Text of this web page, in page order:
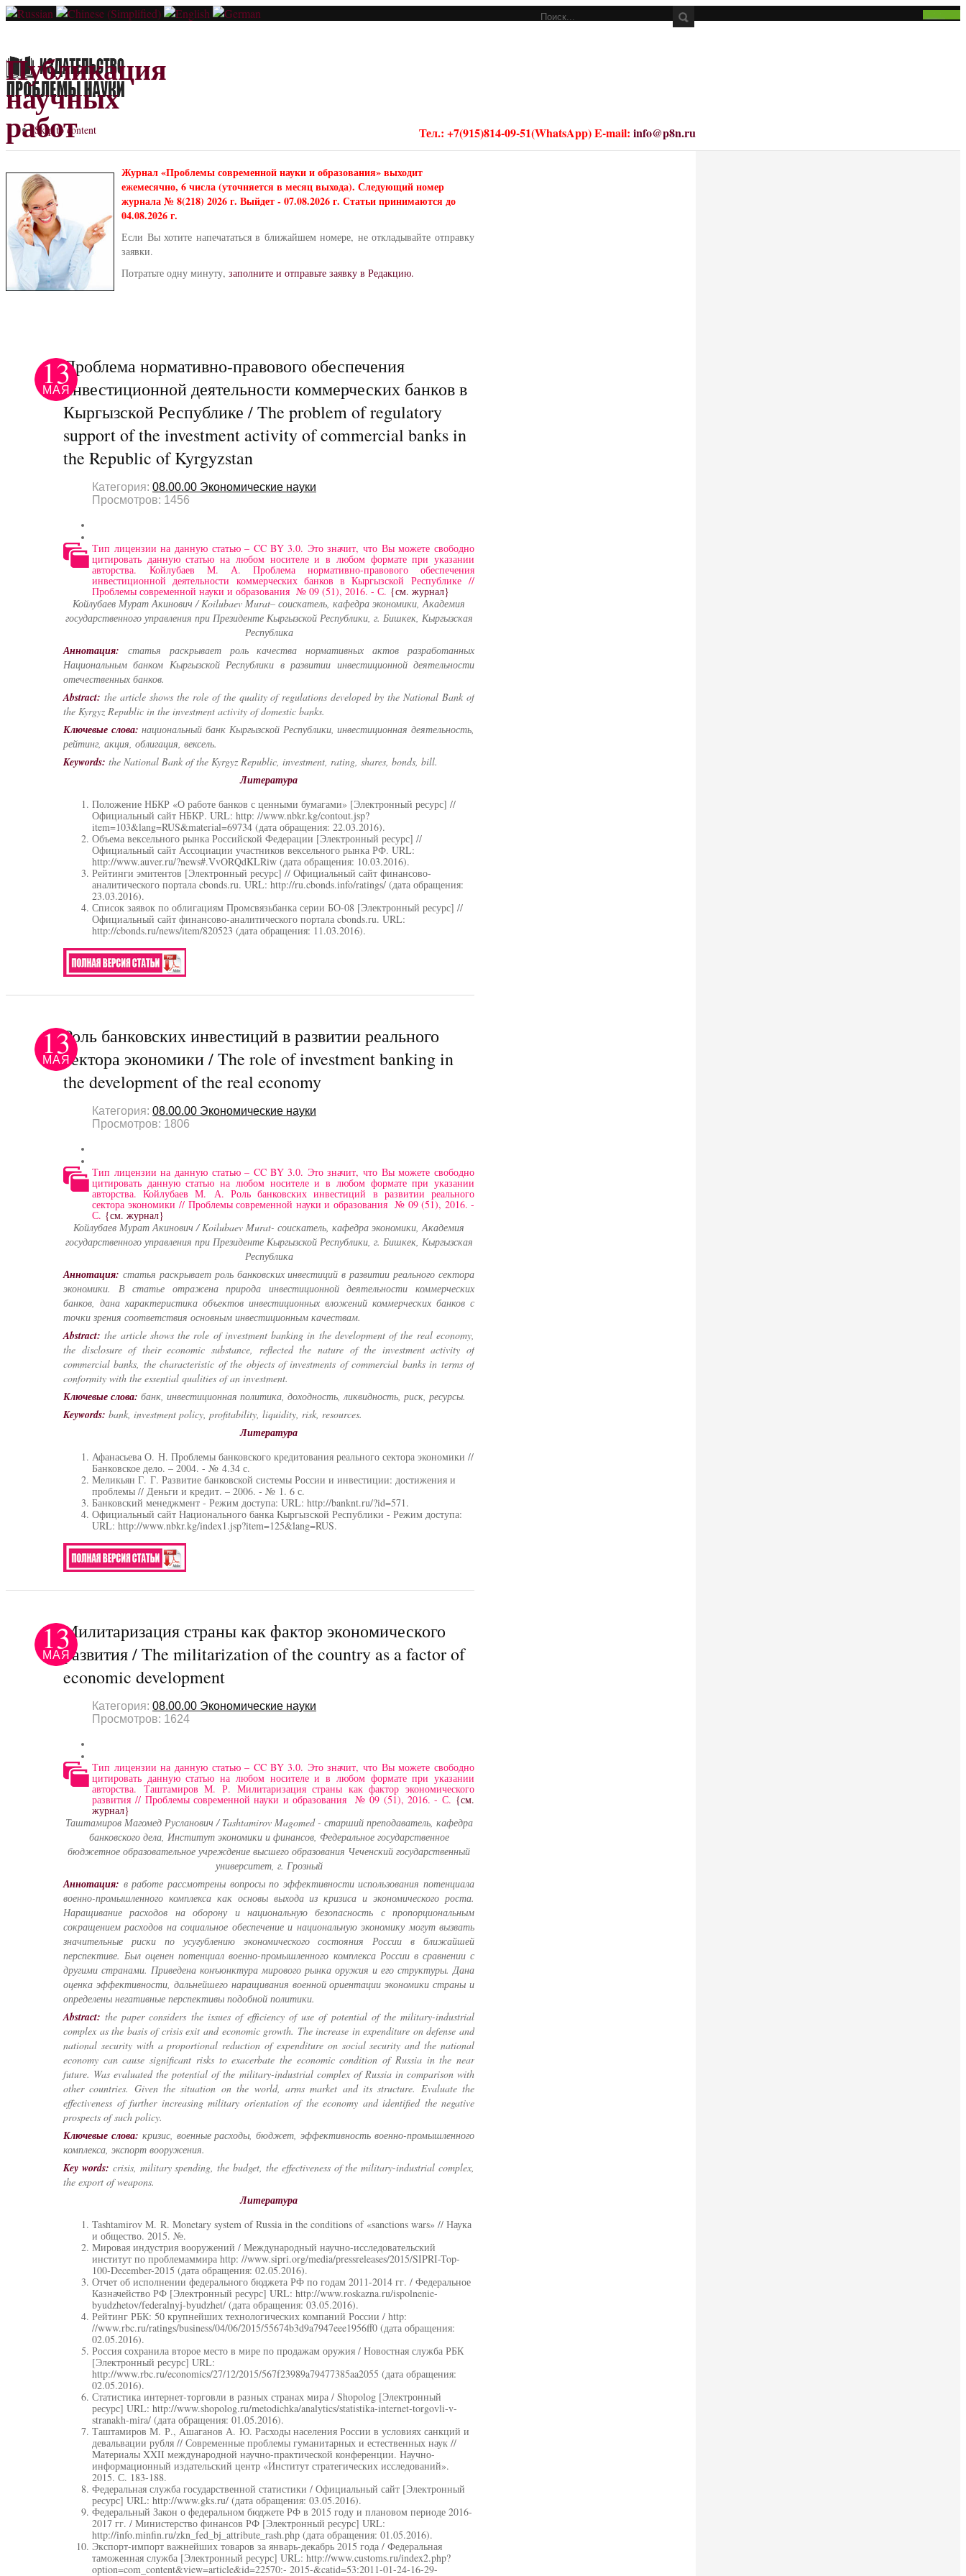
Публикация
научных
работ Тел.: +7(915)814-09-51(WhatsApp) E-mail: info@p8n.ru
Skip to content
Журнал «Проблемы современной науки и образования» выходит
ежемесячно, 6 числа (уточняется в месяц выхода). Следующий номер
журнала № 8(218) 2026 г. Выйдет - 07.08.2026 г. Статьи принимаются до
04.08.2026 г.
Если Вы хотите напечататься в ближайшем номере, не откладывайте отправку
заявки.
Потратьте одну минуту, заполните и отправьте заявку в Редакцию.
Проблема нормативно-правового обеспечения
инвестиционной деятельности коммерческих банков в
Кыргызской Республике / The problem of regulatory
support of the investment activity of commercial banks in
the Republic of Kyrgyzstan
Категория: 08.00.00 Экономические науки
13
МАЯ
Просмотров: 1456
Тип лицензии на данную статью – CC BY 3.0. Это значит, что Вы можете свободно
цитировать данную статью на любом носителе и в любом формате при указании
авторства. Койлубаев М. А. Проблема нормативно-правового обеспечения
инвестиционной деятельности коммерческих банков в Кыргызской Республике //
Проблемы современной науки и образования № 09 (51), 2016. - С. {см. журнал}
Койлубаев Мурат Акинович / Koilubaev Murat– соискатель, кафедра экономики, Академия
государственного управления при Президенте Кыргызской Республики, г. Бишкек, Кыргызская
Республика
Аннотация: статья раскрывает роль качества нормативных актов разработанных
Национальным банком Кыргызской Республики в развитии инвестиционной деятельности
отечественных банков.
Abstract: the article shows the role of the quality of regulations developed by the National Bank of
the Kyrgyz Republic in the investment activity of domestic banks.
Ключевые слова: национальный банк Кыргызской Республики, инвестиционная деятельность,
рейтинг, акция, облигация, вексель.
Keywords: the National Bank of the Kyrgyz Republic, investment, rating, shares, bonds, bill.
Литература
Положение НБКР «О работе банков с ценными бумагами» [Электронный ресурс] //
Официальный сайт НБКР. URL: http: //www.nbkr.kg/contout.jsp?
item=103&lang=RUS&material=69734 (дата обращения: 22.03.2016).
Объема вексельного рынка Российской Федерации [Электронный ресурс] //
Официальный сайт Ассоциации участников вексельного рынка РФ. URL:
http://www.auver.ru/?news#.VvORQdKLRiw (дата обращения: 10.03.2016).
Рейтинги эмитентов [Электронный ресурс] // Официальный сайт финансово-
аналитического портала cbonds.ru. URL: http://ru.cbonds.info/ratings/ (дата обращения:
23.03.2016).
Список заявок по облигациям Промсвязьбанка серии БО-08 [Электронный ресурс] //
Официальный сайт финансово-аналитического портала cbonds.ru. URL:
http://cbonds.ru/news/item/820523 (дата обращения: 11.03.2016).
Роль банковских инвестиций в развитии реального
сектора экономики / The role of investment banking in
the development of the real economy
Категория: 08.00.00 Экономические науки
13
МАЯ
Просмотров: 1806
Тип лицензии на данную статью – CC BY 3.0. Это значит, что Вы можете свободно
цитировать данную статью на любом носителе и в любом формате при указании
авторства. Койлубаев М. А. Роль банковских инвестиций в развитии реального
сектора экономики // Проблемы современной науки и образования № 09 (51), 2016. -
С. {см. журнал}
Койлубаев Мурат Акинович / Koilubaev Murat- соискатель, кафедра экономики, Академия
государственного управления при Президенте Кыргызской Республики, г. Бишкек, Кыргызская
Республика
Аннотация: статья раскрывает роль банковских инвестиций в развитии реального сектора
экономики. В статье отражена природа инвестиционной деятельности коммерческих
банков, дана характеристика объектов инвестиционных вложений коммерческих банков с
точки зрения соответствия основным инвестиционным качествам.
Abstract: the article shows the role of investment banking in the development of the real economy,
the disclosure of their economic substance, reflected the nature of the investment activity of
commercial banks, the characteristic of the objects of investments of commercial banks in terms of
conformity with the essential qualities of an investment.
Ключевые слова: банк, инвестиционная политика, доходность, ликвидность, риск, ресурсы.
Keywords: bank, investment policy, profitability, liquidity, risk, resources.
Литература
Афанасьева О. Н. Проблемы банковского кредитования реального сектора экономики //
Банковское дело. – 2004. - № 4.34 с.
Меликьян Г. Г. Развитие банковской системы России и инвестиции: достижения и
проблемы // Деньги и кредит. – 2006. - № 1. 6 с.
Банковский менеджмент - Режим доступа: URL: http://banknt.ru/?id=571.
Официальный сайт Национального банка Кыргызской Республики - Режим доступа:
URL: http://www.nbkr.kg/index1.jsp?item=125&lang=RUS.
Милитаризация страны как фактор экономического
развития / The militarization of the country as a factor of
economic development
Категория: 08.00.00 Экономические науки
13
МАЯ
Просмотров: 1624
Тип лицензии на данную статью – CC BY 3.0. Это значит, что Вы можете свободно
цитировать данную статью на любом носителе и в любом формате при указании
авторства. Таштамиров М. Р. Милитаризация страны как фактор экономического
развития // Проблемы современной науки и образования № 09 (51), 2016. - С. {см.
журнал}
Таштамиров Магомед Русланович / Tashtamirov Magomed - старший преподаватель, кафедра
банковского дела, Институт экономики и финансов, Федеральное государственное
бюджетное образовательное учреждение высшего образования Чеченский государственный
университет, г. Грозный
Аннотация: в работе рассмотрены вопросы по эффективности использования потенциала
военно-промышленного комплекса как основы выхода из кризиса и экономического роста.
Наращивание расходов на оборону и национальную безопасность с пропорциональным
сокращением расходов на социальное обеспечение и национальную экономику могут вызвать
значительные риски по усугублению экономического состояния России в ближайшей
перспективе. Был оценен потенциал военно-промышленного комплекса России в сравнении с
другими странами. Приведена конъюнктура мирового рынка оружия и его структуры. Дана
оценка эффективности, дальнейшего наращивания военной ориентации экономики страны и
определены негативные перспективы подобной политики.
Abstract: the paper considers the issues of efficiency of use of potential of the military-industrial
complex as the basis of crisis exit and economic growth. The increase in expenditure on defense and
national security with a proportional reduction of expenditure on social security and the national
economy can cause significant risks to exacerbate the economic condition of Russia in the near
future. Was evaluated the potential of the military-industrial complex of Russia in comparison with
other countries. Given the situation on the world, arms market and its structure. Evaluate the
effectiveness of further increasing military orientation of the economy and identified the negative
prospects of such policy.
Ключевые слова: кризис, военные расходы, бюджет, эффективность военно-промышленного
комплекса, экспорт вооружения.
Key words: crisis, military spending, the budget, the effectiveness of the military-industrial complex,
the export of weapons.
Литература
Tashtamirov M. R. Monetary system of Russia in the conditions of «sanctions wars» // Наука
и общество. 2015. №.
Мировая индустрия вооружений / Международный научно-исследовательский
институт по проблемаммира http: //www.sipri.org/media/pressreleases/2015/SIPRI-Top-
100-December-2015 (дата обращения: 02.05.2016).
Отчет об исполнении федерального бюджета РФ по годам 2011-2014 гг. / Федеральное
Казначейство РФ [Электронный ресурс] URL: http://www.roskazna.ru/ispolnenie-
byudzhetov/federalnyj-byudzhet/ (дата обращения: 03.05.2016).
Рейтинг РБК: 50 крупнейших технологических компаний России / http:
//www.rbc.ru/ratings/business/04/06/2015/55674b3d9a7947eee1956ff0 (дата обращения:
02.05.2016).
Россия сохранила второе место в мире по продажам оружия / Новостная служба РБК
[Электронный ресурс] URL:
http://www.rbc.ru/economics/27/12/2015/567f23989a79477385aa2055 (дата обращения:
02.05.2016).
Статистика интернет-торговли в разных странах мира / Shopolog [Электронный
ресурс] URL: http://www.shopolog.ru/metodichka/analytics/statistika-internet-torgovli-v-
stranakh-mira/ (дата обращения: 01.05.2016).
Таштамиров М. Р., Ашаганов А. Ю. Расходы населения России в условиях санкций и
девальвации рубля // Современные проблемы гуманитарных и естественных наук //
Материалы XXII международной научно-практической конференции. Научно-
информационный издательский центр «Институт стратегических исследований».
2015. С. 183-188.
Федеральная служба государственной статистики / Официальный сайт [Электронный
ресурс] URL: http://www.gks.ru/ (дата обращения: 03.05.2016).
Федеральный Закон о федеральном бюджете РФ в 2015 году и плановом периоде 2016-
2017 гг. / Министерство финансов РФ [Электронный ресурс] URL:
http://info.minfin.ru/zkn_fed_bj_attribute_rash.php (дата обращения: 01.05.2016).
Экспорт-импорт важнейших товаров за январь-декабрь 2015 года / Федеральная
таможенная служба [Электронный ресурс] URL: http://www.customs.ru/index2.php?
option=com_content&view=article&id=22570:- 2015-&catid=53:2011-01-24-16-29-